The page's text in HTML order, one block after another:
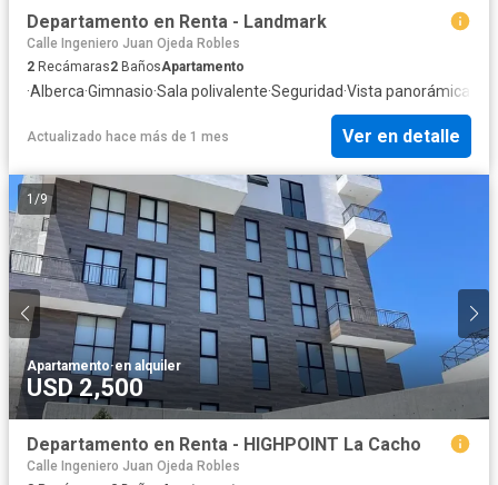
Departamento en Renta - Landmark
Calle Ingeniero Juan Ojeda Robles
2 Recámaras2 BañosApartamento
·Alberca·Gimnasio·Sala polivalente·Seguridad·Vista panorámica
Actualizado hace más de 1 mes Ver en detalle
1 /9
Apartamento·en alquiler
USD 2,500
Departamento en Renta - HIGHPOINT La Cacho
Calle Ingeniero Juan Ojeda Robles